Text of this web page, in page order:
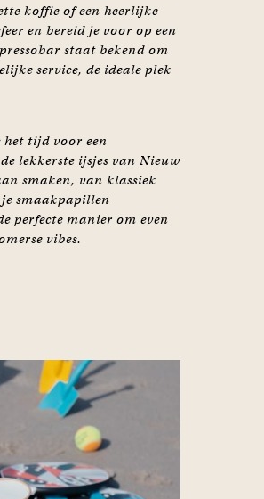
koffie of een heerlijke
en bereid je voor op een
staat bekend om
service, de ideale plek
het tijd voor een
lekkerste ijsjes van Nieuw
smaken, van klassiek
smaakpapillen
perfecte manier om even
vibes.